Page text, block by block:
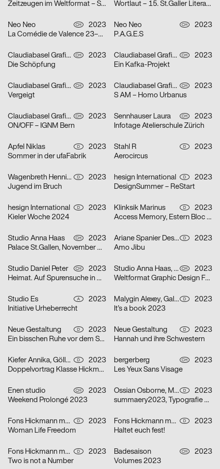
Zeitzeugen im Weltformat – Schweizer Plakatkunst
Wortlaut – 15. St.Galler Literaturfestival
Neo Neo CH
2023
La Comédie de Valence 23–24
Neo Neo CH
2023
P.A.G.E.S
Claudiabasel Grafik & Interaktion CH
2023
Die Schöpfung
Claudiabasel Grafik & Interaktion CH
2023
Ein Kafka-Projekt
Claudiabasel Grafik & Interaktion CH
2023
Vergeigt
Claudiabasel Grafik & Interaktion CH
2023
S AM – Homo Urbanus
Claudiabasel Grafik & Interaktion CH
2023
ON/OFF – IGNM Bern
Sennhauser Laura CH
2023
Infotage Atelierschule Zürich
Apfel Niklas D
2023
Sommer in der ufaFabrik
Stahl R D
2023
Aerocircus
Wagenbreth Henning D
2023
Jugend im Bruch
hesign International D
2023
DesignSummer – ReStart
hesign International D
2023
Kieler Woche 2024
Klinksik Marinus D
2023
Access Memory, Estern Bloc #2
Studio Anna Haas CH
2023
Palace St.Gallen, November & Dezember 2023
Ariane Spanier Design D
2023
Amo Jibu
Studio Daniel Peter CH
2023
Heimat. Auf Spurensuche in Mitholz
Studio Anna Haas, Herendi Artemisio, Johnson / Kingston, Claudiabasel Grafik & Interaktion, Prill Tania, Troxler Niklaus CH
2023
Weltformat Graphic Design Festival 2023
Studio Es A
2023
Initiative Urheberrecht
Malygin Alexey, Galizia Barbara D
2023
It’s a book 2023
Neue Gestaltung D
2023
Ein bisschen Ruhe vor dem Sturm
Neue Gestaltung D
2023
Hannah und ihre Schwestern
Kiefer Annika, Göller Ira D
2023
Doppelvortrag Klasse Hickmann
bergerberg CH
2023
Les Yeux Sans Visage
Enen studio CH
2023
Weekend Prolongé 2023
Ossian Osborne, Mehner Johanna D
2023
summaery2023, Typografie & Schriftgestaltung
Fons Hickmann m23 D
2023
Woman Life Freedom
Fons Hickmann m23 D
2023
Haltet euch fest!
Fons Hickmann m23 D
2023
Two is not a Number
Badesaison CH
2023
Volumes 2023